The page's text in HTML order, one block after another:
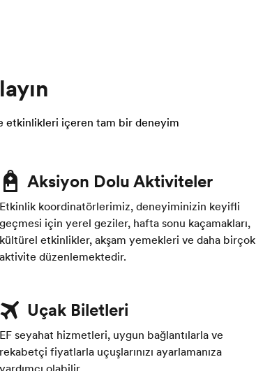
etkinlikleri içeren tam bir deneyim
Aksiyon Dolu Aktiviteler
Etkinlik koordinatörlerimiz, deneyiminizin keyifli
geçmesi için yerel geziler, hafta sonu kaçamakları,
kültürel etkinlikler, akşam yemekleri ve daha birçok
aktivite düzenlemektedir.
Uçak Biletleri
EF seyahat hizmetleri, uygun bağlantılarla ve
rekabetçi fiyatlarla uçuşlarınızı ayarlamanıza